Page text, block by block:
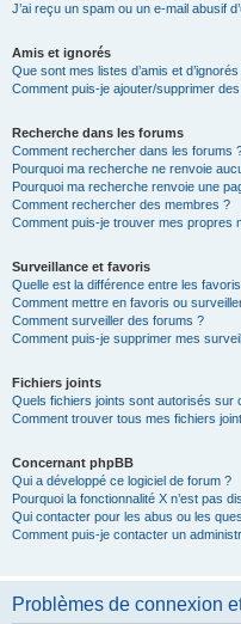
J’ai reçu un spam ou un e-mail abusif
Amis et ignorés
Que sont mes listes d’amis et d’ignorés
Comment puis-je ajouter/supprimer
Recherche dans les forums
Comment rechercher dans les forums
Pourquoi ma recherche ne renvoie
Pourquoi ma recherche renvoie une
Comment rechercher des membres ?
Comment puis-je trouver mes propres
Surveillance et favoris
Quelle est la différence entre les
Comment mettre en favoris ou
Comment surveiller des forums ?
Comment puis-je supprimer mes
Fichiers joints
Quels fichiers joints sont autorisés sur
Comment trouver tous mes fichiers
Concernant phpBB
Qui a développé ce logiciel de forum ?
Pourquoi la fonctionnalité X n’est pas
Qui contacter pour les abus ou les
Comment puis-je contacter un
Problèmes de connexion